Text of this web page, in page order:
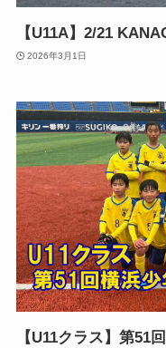
【U11A】2/21
2026年3月1日
【U11クラス】第51